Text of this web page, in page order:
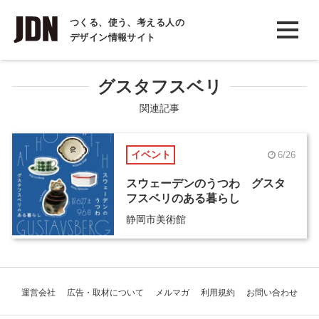
つくる、使う、考える人の
デザイン情報サイト
INTERVIEW
インタビュー
REPORT
COLUMN
コラム
グスタフスベリ
関連記事
イベント 6/26
スウェーデンのうつわ グスタ
フスベリのある暮らし
静岡市美術館
運営会社 広告・取材について メルマガ 利用規約 お問い合わせ